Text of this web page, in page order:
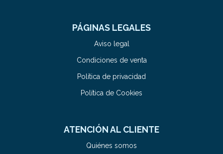
PÁGINAS LEGALES
Aviso legal
Condiciones de venta
Política de privacidad
Política de Cookies
ATENCIÓN AL CLIENTE
Quiénes somos